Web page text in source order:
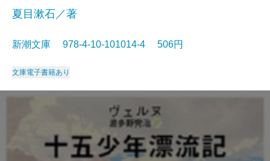
夏目漱石／著
新潮文庫 978-4-10-101014-4 506円
文庫電子書籍あり